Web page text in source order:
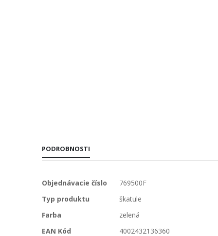
PODROBNOSTI
Viac
informácií
Objednávacie číslo
769500F
Typ produktu
škatule
Farba
zelená
EAN Kód
4002432136360